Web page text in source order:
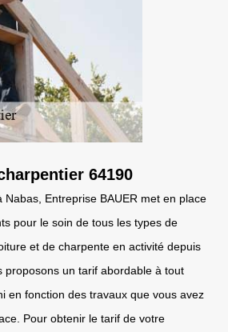
64190
Entreprise BAUER met en place
pour le soin de tous les types de
et de charpente en activité depuis
proposons un tarif abordable à tout
en fonction des travaux que vous avez
Pour obtenir le tarif de votre